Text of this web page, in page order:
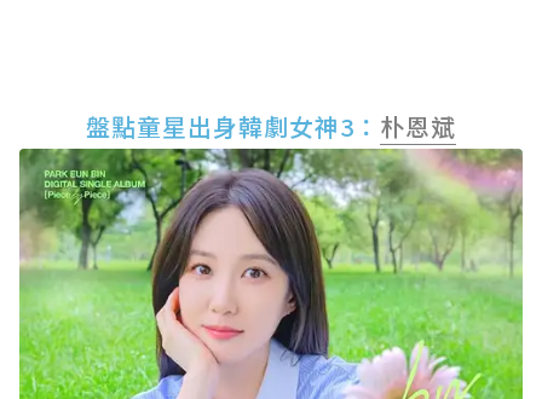
盤點童星出身韓劇女神3： 朴恩斌